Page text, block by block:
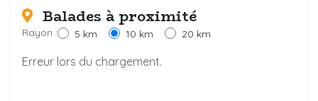
Balades à proximité
Rayon : 5 km 10 km 20 km
Erreur lors du chargement.